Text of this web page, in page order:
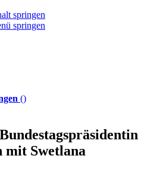
springen
springen
()
mit Swetlana